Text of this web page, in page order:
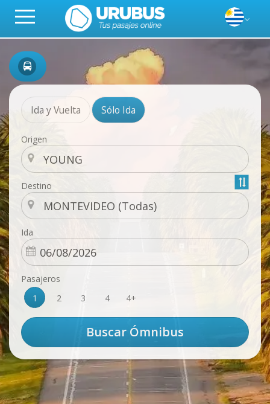
Ida y Vuelta Sólo Ida
Origen
Destino
Ida
Pasajeros
1
2 3 4 4+